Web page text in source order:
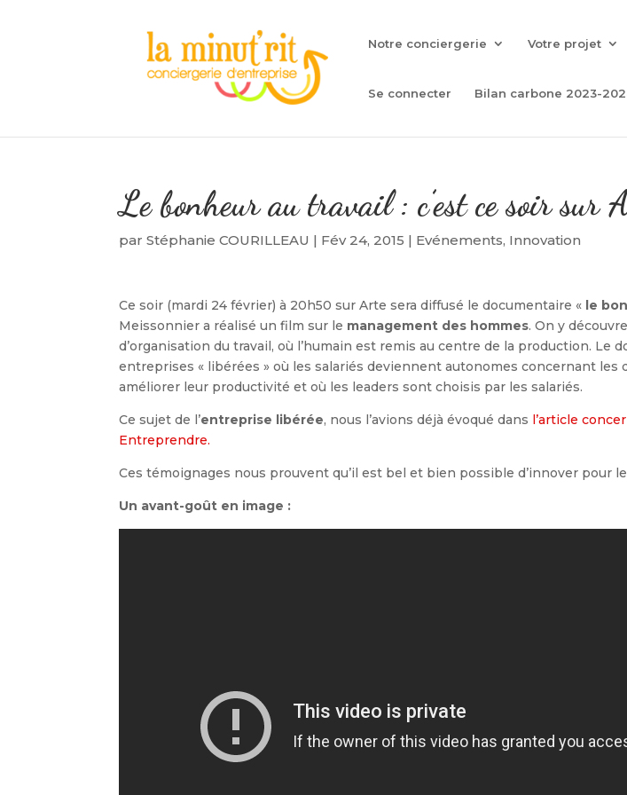
Notre conciergerie Votre projet
Se connecter Bilan carbone 2023-
Le bonheur au travail : c’est ce soir sur
parStéphanie COURILLEAU | Fév 24, 2015 | Evénements, Innovation
Ce soir (mardi 24 février) à 20h50 sur Arte sera diffusé le documentaire « le
Meissonnier a réalisé un film sur le management des hommes. On y
d’organisation du travail, où l’humain est remis au centre de la production. Le
entreprises « libérées » où les salariés deviennent autonomes concernant les
améliorer leur productivité et où les leaders sont choisis par les salariés.
Ce sujet de l’entreprise libérée, nous l’avions déjà évoqué dans l’article
Entreprendre.
Ces témoignages nous prouvent qu’il est bel et bien possible d’innover pour
Un avant-goût en image :